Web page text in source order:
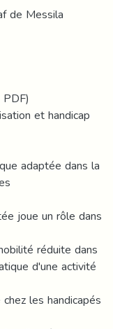
de Messila
et handicap
adaptée dans la
joue un rôle dans
réduite dans
d'une activité
les handicapés